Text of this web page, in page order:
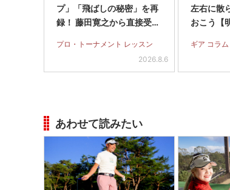
プ」「飛ばしの秘密」を再
録！ 藤田寛之から直接受け
プロ・トーナメント レッスン
2026.8.6
左右に散
おこう【
ギア コラム
あわせて読みたい